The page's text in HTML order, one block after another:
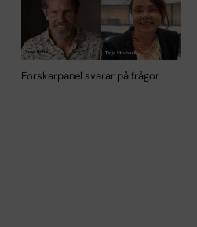
Forskarpanel svarar på frågor